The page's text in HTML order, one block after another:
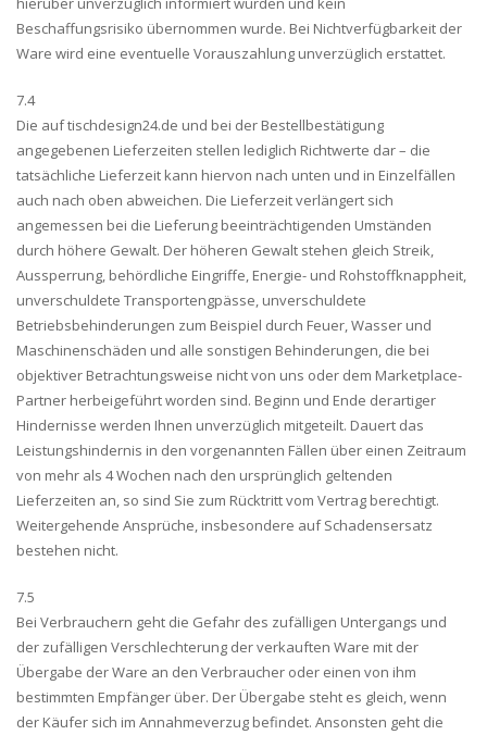
Beschaffungsrisiko übernommen wurde. Bei Nichtverfügbarkeit der
Ware wird eine eventuelle Vorauszahlung unverzüglich erstattet.
7.4
Die auf tischdesign24.de und bei der Bestellbestätigung
angegebenen Lieferzeiten stellen lediglich Richtwerte dar – die
tatsächliche Lieferzeit kann hiervon nach unten und in Einzelfällen
auch nach oben abweichen. Die Lieferzeit verlängert sich
angemessen bei die Lieferung beeinträchtigenden Umständen
durch höhere Gewalt. Der höheren Gewalt stehen gleich Streik,
Aussperrung, behördliche Eingriffe, Energie- und Rohstoffknappheit,
unverschuldete Transportengpässe, unverschuldete
Betriebsbehinderungen zum Beispiel durch Feuer, Wasser und
Maschinenschäden und alle sonstigen Behinderungen, die bei
objektiver Betrachtungsweise nicht von uns oder dem Marketplace-
Partner herbeigeführt worden sind. Beginn und Ende derartiger
Hindernisse werden Ihnen unverzüglich mitgeteilt. Dauert das
Leistungshindernis in den vorgenannten Fällen über einen Zeitraum
von mehr als 4 Wochen nach den ursprünglich geltenden
Lieferzeiten an, so sind Sie zum Rücktritt vom Vertrag berechtigt.
Weitergehende Ansprüche, insbesondere auf Schadensersatz
bestehen nicht.
7.5
Bei Verbrauchern geht die Gefahr des zufälligen Untergangs und
der zufälligen Verschlechterung der verkauften Ware mit der
Übergabe der Ware an den Verbraucher oder einen von ihm
bestimmten Empfänger über. Der Übergabe steht es gleich, wenn
der Käufer sich im Annahmeverzug befindet. Ansonsten geht die